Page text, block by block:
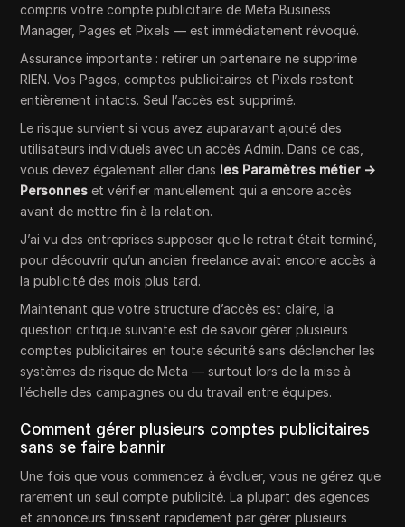
compris votre compte publicitaire de Meta Business
Manager, Pages et Pixels — est immédiatement révoqué.
Assurance importante : retirer un partenaire ne supprime
RIEN. Vos Pages, comptes publicitaires et Pixels restent
entièrement intacts. Seul l’accès est supprimé.
Le risque survient si vous avez auparavant ajouté des
utilisateurs individuels avec un accès Admin. Dans ce cas,
vous devez également aller dans les Paramètres métier →
Personnes et vérifier manuellement qui a encore accès
avant de mettre fin à la relation.
J’ai vu des entreprises supposer que le retrait était terminé,
pour découvrir qu’un ancien freelance avait encore accès à
la publicité des mois plus tard.
Maintenant que votre structure d’accès est claire, la
question critique suivante est de savoir gérer plusieurs
comptes publicitaires en toute sécurité sans déclencher les
systèmes de risque de Meta — surtout lors de la mise à
l’échelle des campagnes ou du travail entre équipes.
Comment gérer plusieurs comptes publicitaires
sans se faire bannir
Une fois que vous commencez à évoluer, vous ne gérez que
rarement un seul compte publicité. La plupart des agences
et annonceurs finissent rapidement par gérer plusieurs